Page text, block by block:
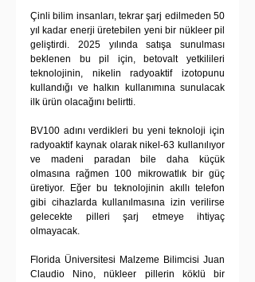
Çinli bilim insanları, tekrar şarj edilmeden 50
yıl kadar enerji üretebilen yeni bir nükleer pil
geliştirdi. 2025 yılında satışa sunulması
beklenen bu pil için, betovalt yetkilileri
teknolojinin, nikelin radyoaktif izotopunu
kullandığı ve halkın kullanımına sunulacak
ilk ürün olacağını belirtti.
BV100 adını verdikleri bu yeni teknoloji için
radyoaktif kaynak olarak nikel-63 kullanılıyor
ve madeni paradan bile daha küçük
olmasına rağmen 100 mikrowatlık bir güç
üretiyor. Eğer bu teknolojinin akıllı telefon
gibi cihazlarda kullanılmasına izin verilirse
gelecekte pilleri şarj etmeye ihtiyaç
olmayacak.
Florida Üniversitesi Malzeme Bilimcisi Juan
Claudio Nino, nükleer pillerin köklü bir